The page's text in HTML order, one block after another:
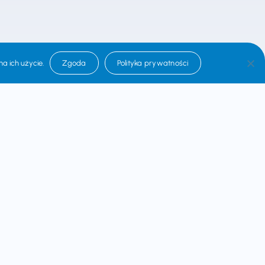
ich użycie. Zgoda Polityka prywatności